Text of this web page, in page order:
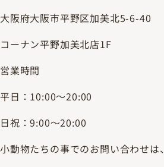
大阪府大阪市平野区加美北5-6-40
コーナン平野加美北店1F
営業時間
平日：10:00～20:00
日祝：9:00～20:00
小動物たちの事でのお問い合わせは、